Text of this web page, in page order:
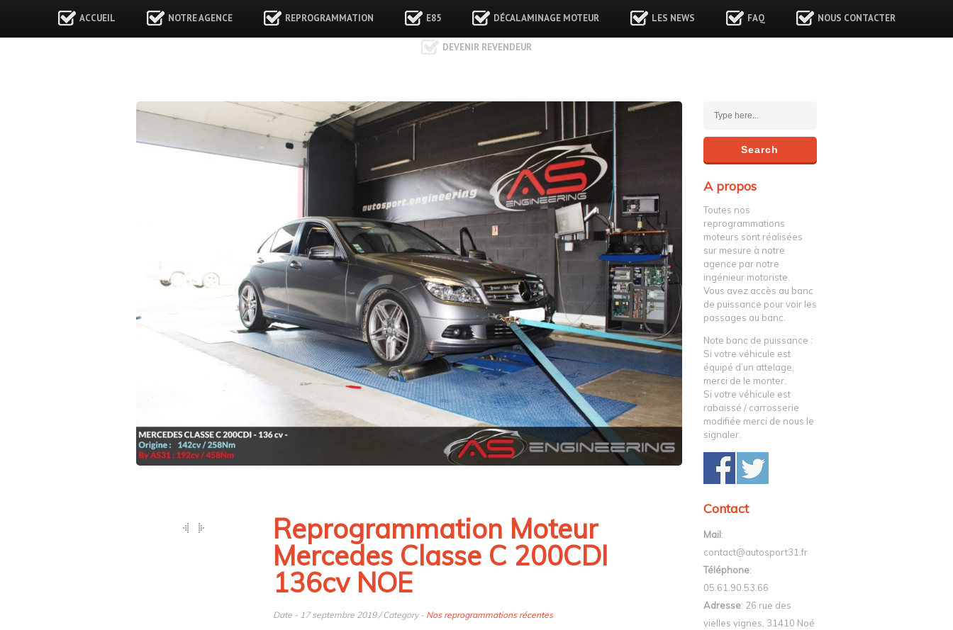
ACCUEIL NOTRE AGENCE REPROGRAMMATION E85 DÉCALAMINAGE MOTEUR LES NEWS FAQ NOUS CONTACTER
DEVENIR REVENDEUR
Reprogrammation Moteur
Mercedes Classe C 200CDI
136cv NOE
Date - 17 septembre 2019 / Category - Nos reprogrammations récentes
A propos
Toutes nos
reprogrammations
moteurs sont réalisées
sur mesure à notre
agence par notre
ingénieur motoriste.
Vous avez accès au banc
de puissance pour voir les
passages au banc.
Note banc de puissance :
Si votre véhicule est
équipé d’un attelage,
merci de le monter.
Si votre véhicule est
rabaissé / carrosserie
modifiée merci de nous le
signaler.
Contact
Mail:
contact@autosport31.fr
Téléphone:
05.61.90.53.66
Adresse: 26 rue des
vielles vignes, 31410 Noé